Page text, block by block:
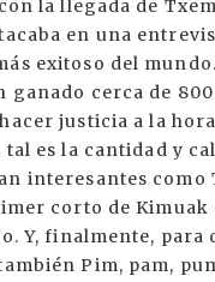
la llegada de
en una
exitoso del
cerca de
justicia a la
es la cantidad y
interesantes como
corto de
Y, finalmente, para
Pim, pam,